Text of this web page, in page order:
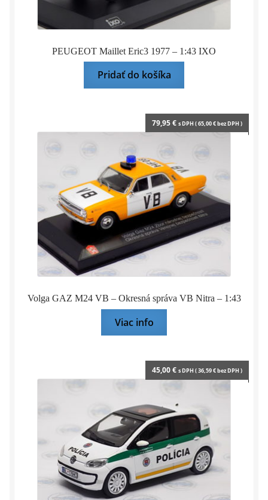
PEUGEOT Maillet Eric3 1977 – 1:43 IXO
Pridať do košíka
Volga GAZ M24 VB – Okresná správa VB Nitra – 1:43
79,95€ s DPH (65,00€bez DPH )
Viac info
45,00€ s DPH (36,59€bez DPH )